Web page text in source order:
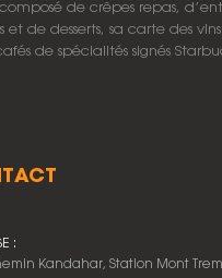
de crêpes repas,
et de desserts, sa carte des
de spécialités signés
:
Kandahar, Station Mont